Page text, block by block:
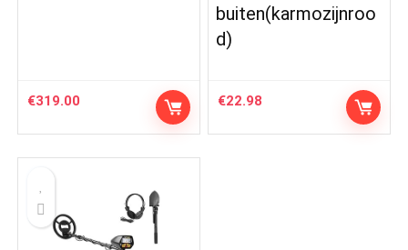
€319.00
buiten(karmozijnroo
d)
€22.98